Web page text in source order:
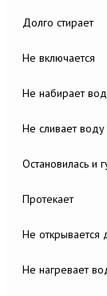
Долго стирает
Не включается
Не набирает
Не сливает воду
Остановилась и
Протекает
Не открывается
Не нагревает